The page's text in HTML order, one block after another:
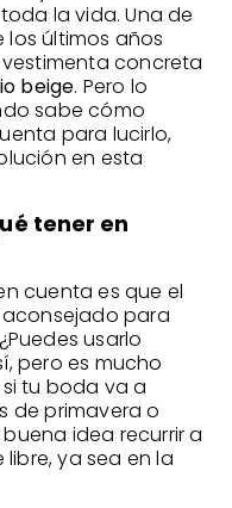
la vida. Una de
últimos años
concreta
beige. Pero lo
sabe cómo
para lucirlo,
en esta
tener en
cuenta es que el
para
usarlo
pero es mucho
tu boda va a
de primavera o
idea recurrir a
ya sea en la